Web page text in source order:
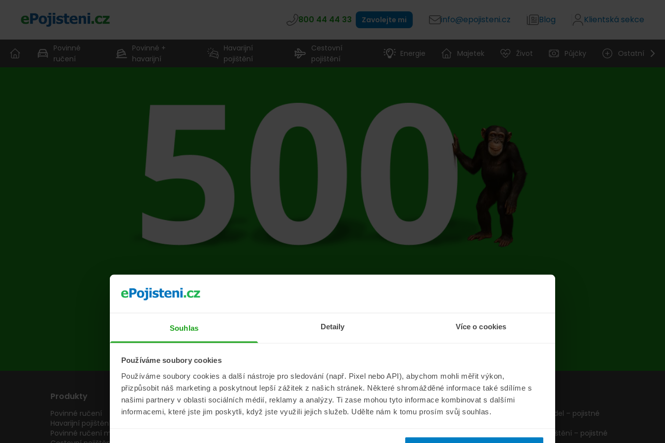
Souhlas Detaily Více o cookies
Používáme soubory cookies
Používáme soubory cookies a další nástroje pro sledování (např. Pixel nebo API), abychom mohli měřit výkon,
přizpůsobit náš marketing a poskytnout lepší zážitek z našich stránek. Některé shromážděné informace také sdílíme s
našimi partnery v oblasti sociálních médií, reklamy a analýzy. Ti zase mohou tyto informace kombinovat s dalšími
informacemi, které jste jim poskytli, když jste využili jejich služeb. Udělte nám k tomu prosím svůj souhlas.
800 44 44 33 Zavolejte mi info@epojisteni.cz Blog Klientská sekce
Povinné
ručení
Povinné +
havarijní
Havarijní
pojištění
Cestovní
pojištění
Energie Majetek Život Půjčky Ostatní
Na stránce se vyskytla chyba
Přejít na úvodní stránku
Produkty
Povinné ručení
Havarijní pojištění
Povinné ručení motocyklu
Pojišťovny
Pojišťovny
Informace
Aktuality
ePojisteni.cz
O nás
Formuláře
Pojištění vozidel – pojistné
Cestovní pojištění – pojistné